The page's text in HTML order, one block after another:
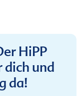
HiPP
dich und
da!